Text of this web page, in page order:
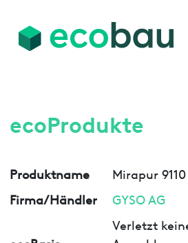
ecoProdukte
Produktname
Mirapur 9110
Firma/Händler
GYSO AG
Verletzt